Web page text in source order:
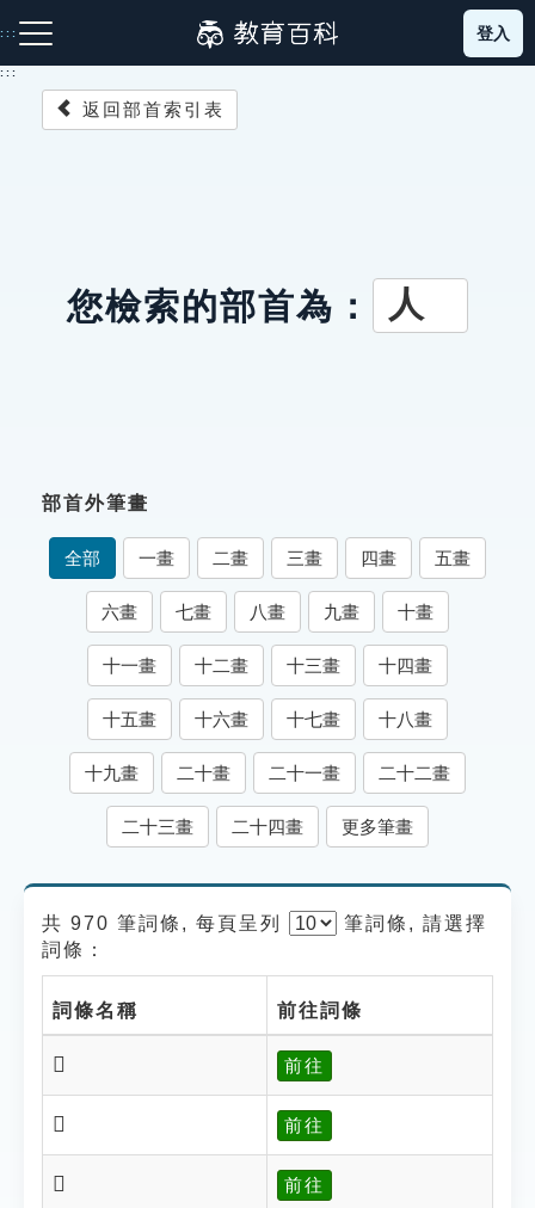
到
主
:::
成語故事
索引選單
知識索引
單字索引
生命大百科索引
遊戲專區
貓頭鷹博士
登入
:::
返回部首索引表
您檢索的部首為： 人
部首外筆畫
全部 一畫 二畫 三畫 四畫 五畫
六畫 七畫 八畫 九畫 十畫
十一畫 十二畫 十三畫 十四畫
十五畫 十六畫 十七畫 十八畫
十九畫 二十畫 二十一畫 二十二畫
二十三畫 二十四畫 更多筆畫
共 970 筆詞條, 每頁呈列 筆詞條, 請選擇
詞條：
詞條名稱 前往詞條
𠎹 前往
𠎺 前往
𠎻 前往